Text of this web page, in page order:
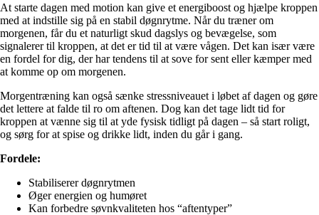
At starte dagen med motion kan give et energiboost og hjælpe kroppen
med at indstille sig på en stabil døgnrytme. Når du træner om
morgenen, får du et naturligt skud dagslys og bevægelse, som
signalerer til kroppen, at det er tid til at være vågen. Det kan især være
en fordel for dig, der har tendens til at sove for sent eller kæmper med
at komme op om morgenen.
Morgentræning kan også sænke stressniveauet i løbet af dagen og gøre
det lettere at falde til ro om aftenen. Dog kan det tage lidt tid for
kroppen at vænne sig til at yde fysisk tidligt på dagen – så start roligt,
og sørg for at spise og drikke lidt, inden du går i gang.
Fordele:
Stabiliserer døgnrytmen
Øger energien og humøret
Kan forbedre søvnkvaliteten hos “aftentyper”